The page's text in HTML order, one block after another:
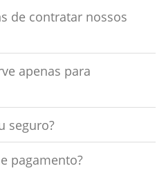
de contratar nossos
apenas para
seguro?
pagamento?